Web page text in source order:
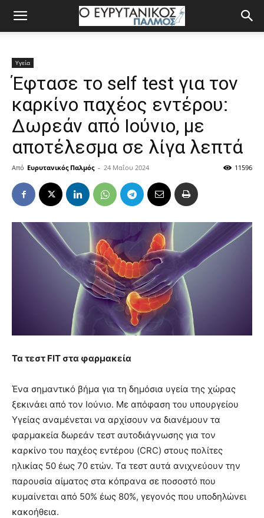
Υγεία
Έφτασε το self test για τον
καρκίνο παχέος εντέρου:
Δωρεάν από Ιούνιο, με
αποτέλεσμα σε λίγα λεπτά
Από Ευρυτανικός Παλμός - 24 Μαΐου 2024 11596
Τα τεστ FIT στα φαρμακεία
Ένα σημαντικό βήμα για τη δημόσια υγεία της χώρας
ξεκινάει από τον Ιούνιο. Με απόφαση του υπουργείου
Υγείας αναμένεται να αρχίσουν να διανέμουν τα
φαρμακεία δωρεάν τεστ αυτοδιάγνωσης για τον
καρκίνο του παχέος εντέρου (CRC) στους πολίτες
ηλικίας 50 έως 70 ετών. Τα τεστ αυτά ανιχνεύουν την
παρουσία αίματος στα κόπρανα σε ποσοστό που
κυμαίνεται από 50% έως 80%, γεγονός που υποδηλώνει
κακοήθεια.